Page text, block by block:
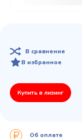
В сравнение
В избранное
Купить в лизинг
Об оплате